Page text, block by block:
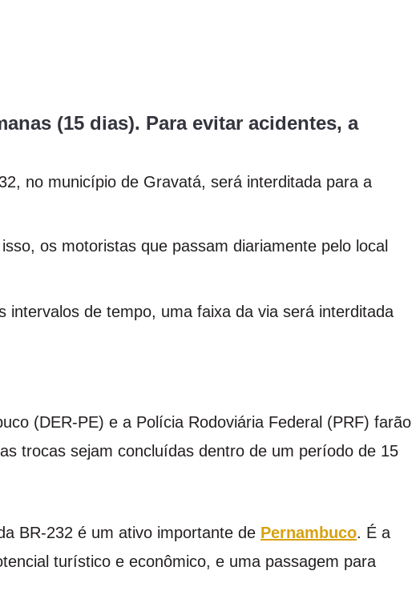
(15 dias). Para evitar acidentes, a
no município de Gravatá, será interditada para a
os motoristas que passam diariamente pelo local
de tempo, uma faixa da via será interditada
(DER-PE) e a Polícia Rodoviária Federal (PRF) farão
trocas sejam concluídas dentro de um período de 15
BR-232 é um ativo importante de Pernambuco. É a
turístico e econômico, e uma passagem para